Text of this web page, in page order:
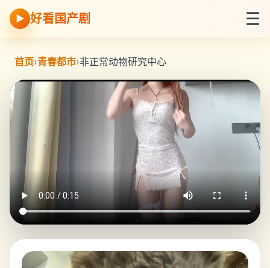
▶ 好看国产剧 ☰
首页›青春都市›非正常动物研究中心